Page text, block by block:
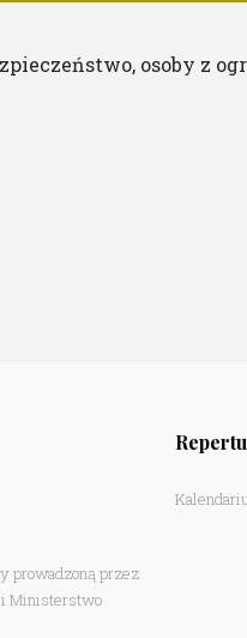
osoby z
prowadzoną przez
i Ministerstwo